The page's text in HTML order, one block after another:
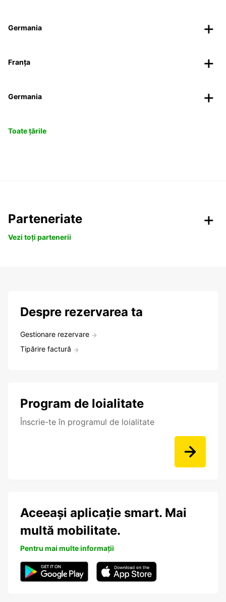
Germania
Franța
Germania
Toate țările
Parteneriate
Vezi toți partenerii
Despre rezervarea ta
Gestionare rezervare
Tipărire factură
Program de loialitate
Înscrie-te în programul de loialitate
Aceeași aplicație smart. Mai
multă mobilitate.
Pentru mai multe informații